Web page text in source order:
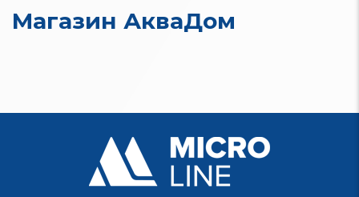
Магазин АкваДом